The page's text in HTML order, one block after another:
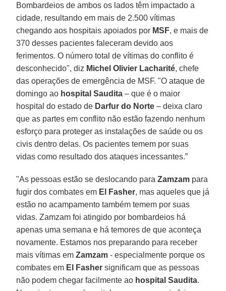
Bombardeios de ambos os lados têm impactado a
cidade, resultando em mais de 2.500 vítimas
chegando aos hospitais apoiados por MSF, e mais de
370 desses pacientes faleceram devido aos
ferimentos. O número total de vítimas do conflito é
desconhecido", diz Michel Olivier Lacharité, chefe
das operações de emergência de MSF. "O ataque de
domingo ao hospital Saudita – que é o maior
hospital do estado de Darfur do Norte – deixa claro
que as partes em conflito não estão fazendo nenhum
esforço para proteger as instalações de saúde ou os
civis dentro delas. Os pacientes temem por suas
vidas como resultado dos ataques incessantes.”
"As pessoas estão se deslocando paraZamzam para
fugir dos combates em El Fasher, mas aqueles que já
estão no acampamento também temem por suas
vidas. Zamzam foi atingido por bombardeios há
apenas uma semana e há temores de que aconteça
novamente. Estamos nos preparando para receber
mais vítimas emZamzam - especialmente porque os
combates em El Fasher significam que as pessoas
não podem chegar facilmente ao hospital Saudita.